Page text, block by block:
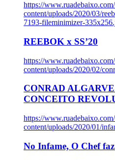
https://
content/uploads/2020/03/
7193-fileminimizer-
REEBOK x SS’20
https://
content/uploads/2020/02/
CONRAD
CONCEITO
https://
content/uploads/2020/01/
No Infame, O Chef